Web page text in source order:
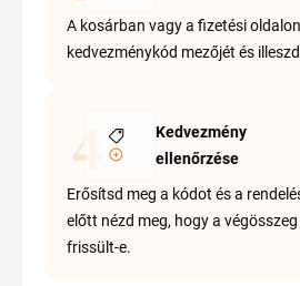
A kosárban vagy a fizetési
kedvezménykód mezőjét és
Kedvezmény
ellenőrzése
Erősítsd meg a kódot és a
előtt nézd meg, hogy a
frissült-e.